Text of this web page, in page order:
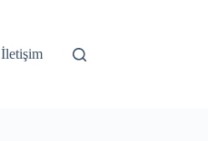
İletişim